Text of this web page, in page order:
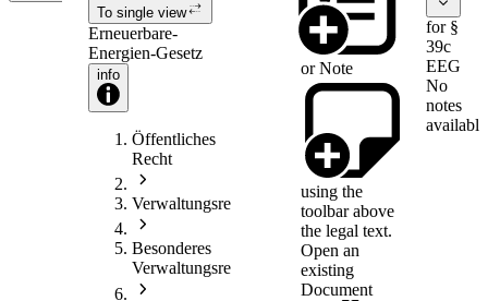
To single view
Erneuerbare-
Energien-Gesetz
info
Öffentliches
Recht
Verwaltungsrecht
Besonderes
Verwaltungsrecht
orNote
using the
toolbar above
the legal text.
Open an
existing
Document
for §
39c
EEG
No
notes